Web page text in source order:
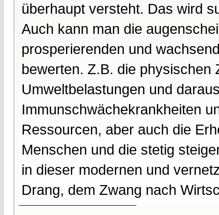
überhaupt versteht. Das wird
Auch kann man die
prosperierenden und
bewerten. Z.B. die physischen
Umweltbelastungen und
Immunschwächekrankheiten
Ressourcen, aber auch die
Menschen und die stetig
in dieser modernen und
Drang, dem Zwang nach